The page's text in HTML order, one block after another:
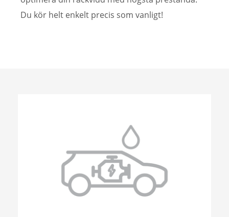
Du kör helt enkelt precis som vanligt!